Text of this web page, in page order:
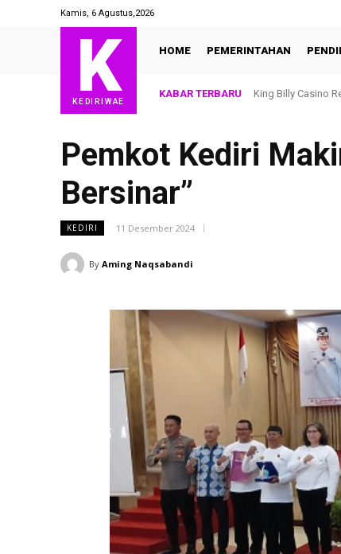
Kamis, 6 Agustus,2026
K
KEDIRIWAE
HOME PEMERINTAHAN
KABAR TERBARU King Billy Casino
Pemkot Kediri
Bersinar”
KEDIRI 11 Desember 2024
By Aming Naqsabandi